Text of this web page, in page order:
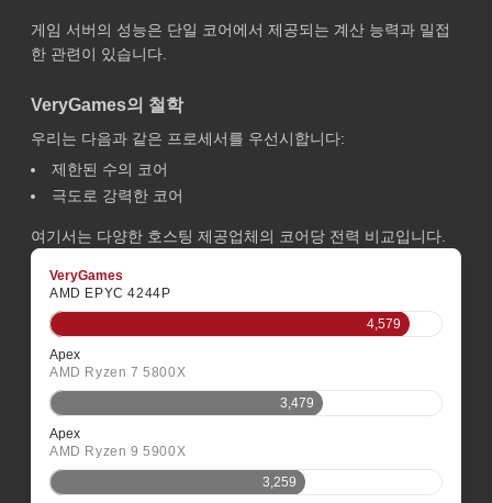
게임 서버의 성능은 단일 코어에서 제공되는 계산 능력과 밀접
한 관련이 있습니다.
VeryGames의 철학
우리는 다음과 같은 프로세서를 우선시합니다:
제한된 수의 코어
극도로 강력한 코어
여기서는 다양한 호스팅 제공업체의 코어당 전력 비교입니다.
VeryGames
AMD EPYC 4244P
4,579
Apex
AMD Ryzen 7 5800X
3,479
Apex
AMD Ryzen 9 5900X
3,259